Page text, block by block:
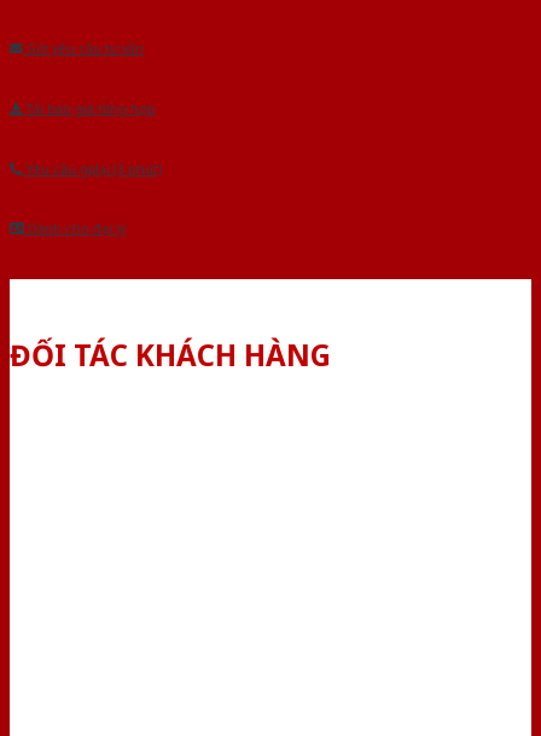
Gửi yêu cầu tư vấn
Tải báo giá tổng hợp
Yêu cầu gọi lại (3 phút)
Dành cho đại lý
ĐỐI TÁC KHÁCH HÀNG